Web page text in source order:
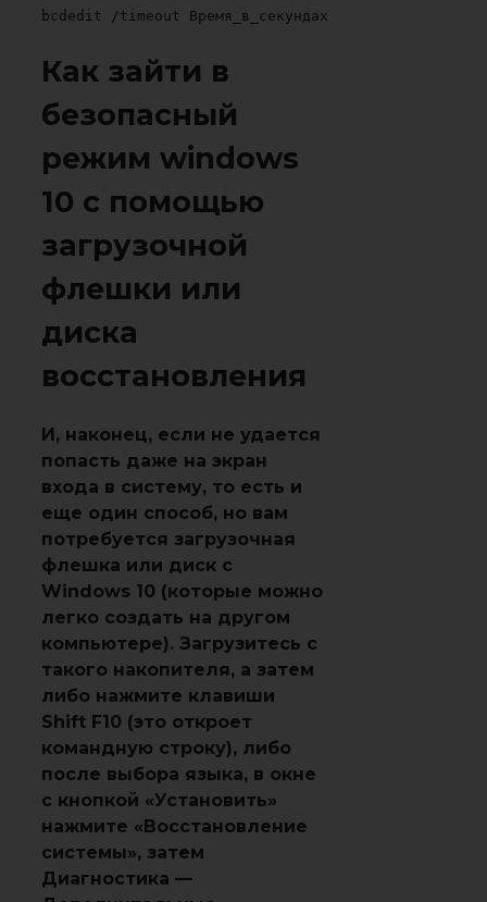
bcdedit /timeout Время_в_секундах
Как зайти в
безопасный
режим windows
10 с помощью
загрузочной
флешки или
диска
восстановления
И, наконец, если не удается
попасть даже на экран
входа в систему, то есть и
еще один способ, но вам
потребуется загрузочная
флешка или диск с
Windows 10 (которые можно
легко создать на другом
компьютере). Загрузитесь с
такого накопителя, а затем
либо нажмите клавиши
Shift F10 (это откроет
командную строку), либо
после выбора языка, в окне
с кнопкой «Установить»
нажмите «Восстановление
системы», затем
Диагностика —